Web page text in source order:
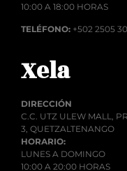
10:00 A 18:00 HORAS
TELÉFONO: +502 2505
Xela
DIRECCIÓN
C.C. UTZ ULEW MALL,
3, QUETZALTENANGO
HORARIO:
LUNES A DOMINGO
10:00 A 20:00 HORAS